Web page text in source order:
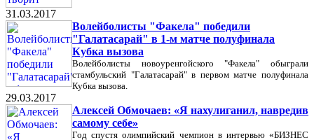
31.03.2017
Волейболисты "Факела" победили
"Галатасарай" в 1-м матче полуфинала
Кубка вызова
Волейболисты новоуренгойского "Факела" обыграли
стамбульский "Галатасарай" в первом матче полуфинала
Кубка вызова.
29.03.2017
Алексей Обмочаев: «Я нахулиганил, навредив
самому себе»
Год спустя олимпийский чемпион в интервью «БИЗНЕС